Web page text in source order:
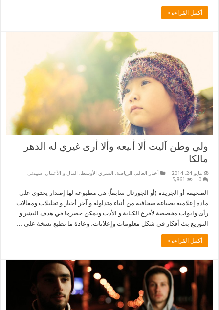
أكمل القراءة »
ولي وطن آليت ألا أبيعه وألا أرى غيري له الدهر
مالكا
مايو 24, 2014 أخبار العالم, الرياضة, الشرق الأوسط, المال و الأعمال,سيدتي
0
5,861
الصحيفة أو الجريدة (أو الجورنال سابقاً) هي مطبوعة لها إصدار يحتوي على
مادة إعلامية بصياغة صحافية من أنباء متداولة و آخر أخبار و تحليلات ومقالات
رأى وابواب مخصصة لأفرع الكتابة و الأدب ويمكن حصرها في هدف النشر و
التوزيع بث أفكار في شكل معلومات وإعلانات، وعادة ما تطبع نسخة علي …
أكمل القراءة »